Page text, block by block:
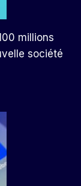
millions
société